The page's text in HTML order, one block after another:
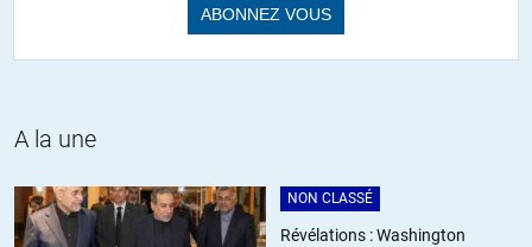
On peu dire que l’on a été bloqué et c’est vrai, mais nous n’avons
A la une
NON CLASSÉ
Révélations : Washington